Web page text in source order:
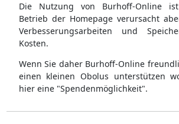
Die Nutzung von Burhoff-Online
Betrieb der Homepage verursacht
Verbesserungsarbeiten und
Kosten.
Wenn Sie daher Burhoff-Online
einen kleinen Obolus unterstützen
hier eine "Spendenmöglichkeit".